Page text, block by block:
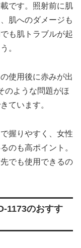
です。照射前に肌
肌へのダメージも
も肌トラブルが起
。
使用後に赤みが出
のような問題がほ
ています。
握りやすく、女性
のも高ポイント。
でも使用できるの
1173のおすす